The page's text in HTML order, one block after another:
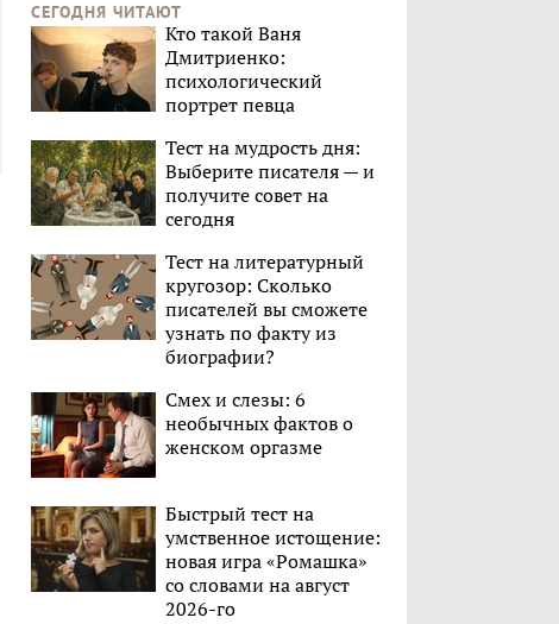
СЕГОДНЯ ЧИТАЮТ
Кто такой Ваня
Дмитриенко:
психологический
портрет певца
Тест на мудрость дня:
Выберите писателя — и
получите совет на
сегодня
Тест на литературный
кругозор: Сколько
писателей вы сможете
узнать по факту из
биографии?
Смех и слезы: 6
необычных фактов о
женском оргазме
Быстрый тест на
умственное истощение:
новая игра «Ромашка»
со словами на август
2026-го